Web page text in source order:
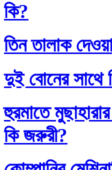
কি?
তিন তালাক
দুই বোনের সাথে
হুরমাতে
কি জরুরী?